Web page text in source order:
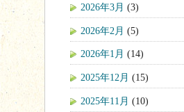
2026年3月 (3)
2026年2月 (5)
2026年1月 (14)
2025年12月 (15)
2025年11月 (10)